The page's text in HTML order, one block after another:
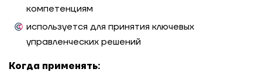
компетенциям
используется для принятия ключевых
управленческих решений
Когда применять: